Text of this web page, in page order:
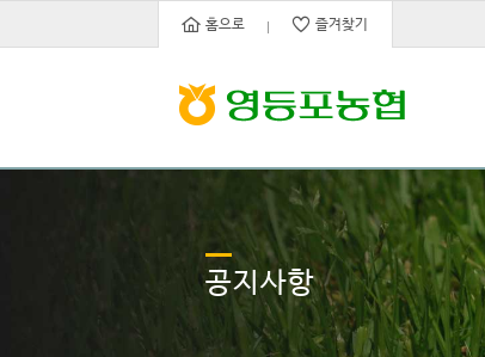
홈으로 즐겨찾기
공지사항